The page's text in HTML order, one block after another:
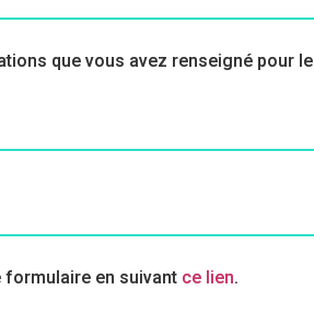
que vous avez renseigné pour le
formulaire en suivant ce lien.